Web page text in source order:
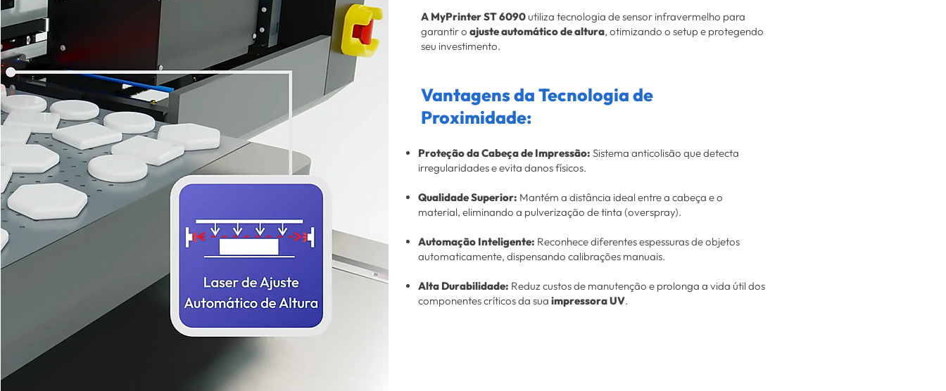
A MyPrinter ST 6090utiliza tecnologia de sensor infravermelho para
garantir o ajuste automático de altura, otimizando o setup e protegendo
seu investimento.
Vantagens da Tecnologia de
Proximidade:
Proteção da Cabeça de Impressão: Sistema anticolisão que detecta
irregularidades e evita danos físicos.
Qualidade Superior: Mantém a distância ideal entre a cabeça e o
material, eliminando a pulverização de tinta (overspray).
Automação Inteligente: Reconhece diferentes espessuras de objetos
automaticamente, dispensando calibrações manuais.
Alta Durabilidade: Reduz custos de manutenção e prolonga a vida útil dos
componentes críticos da sua impressora UV.